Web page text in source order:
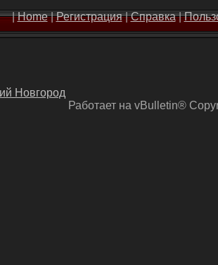
|Home|Регистрация|Справка|
Новгород
Работает на vBulletin®